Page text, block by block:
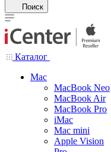
Поиск
Каталог
Mac
MacBook Neo
MacBook Air
MacBook Pro
iMac
Mac mini
Apple Vision